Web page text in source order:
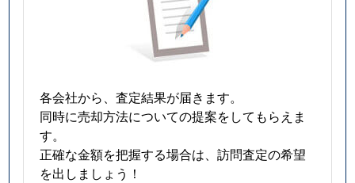
各会社から、査定結果が届きます。
同時に売却方法についての提案をしてもらえま
す。
正確な金額を把握する場合は、訪問査定の希望
を出しましょう！